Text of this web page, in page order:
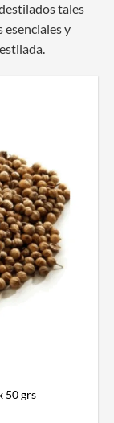
tales
esenciales y
50 grs